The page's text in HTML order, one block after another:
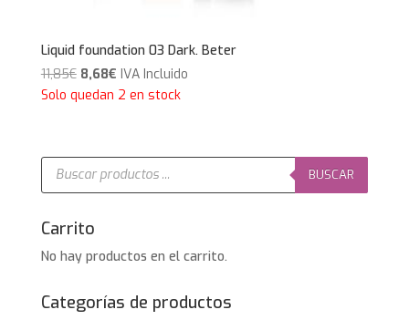
Liquid foundation 03 Dark. Beter
11,85€ El
precio
11,85€.
8,68€El
precio
8,68€.
IVA Incluido
Solo quedan 2 en stock
Búsqueda
productos
BUSCAR
Carrito
No hay productos en el carrito.
Categorías de productos